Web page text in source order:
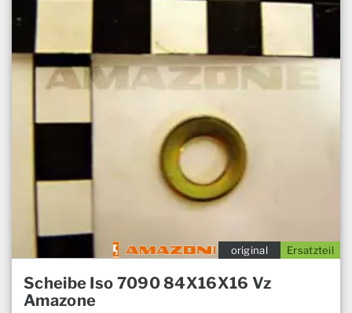
Ersatzteil
original
Scheibe Iso 7090 84X16X16 Vz
Amazone